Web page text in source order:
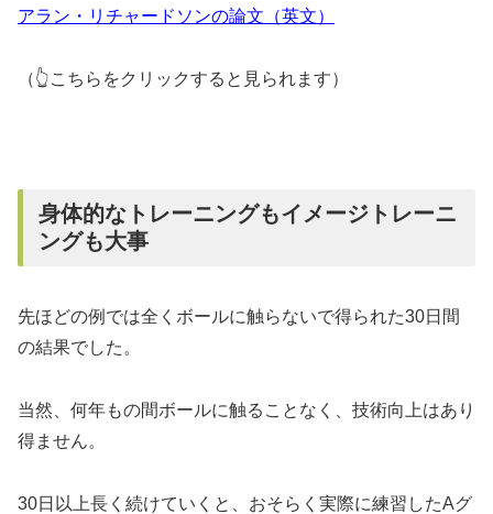
アラン・リチャードソンの論文（英文）
（👆こちらをクリックすると見られます）
身体的なトレーニングもイメージトレーニ
ングも大事
先ほどの例では全くボールに触らないで得られた30日間
の結果でした。
当然、何年もの間ボールに触ることなく、技術向上はあり
得ません。
30日以上長く続けていくと、おそらく実際に練習したAグ